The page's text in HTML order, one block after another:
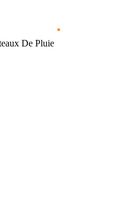
De Pluie